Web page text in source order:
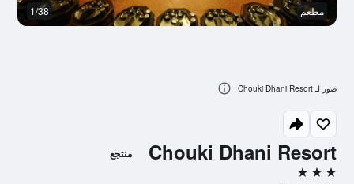
Chouki Dhani Resort منتجع
3 نجوم
مطعم 1/38
صور لـ Chouki Dhani Resort